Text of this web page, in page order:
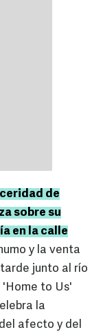
de
sobre su
en la calle
y la venta
junto al río
'Home to Us'
la
afecto y del